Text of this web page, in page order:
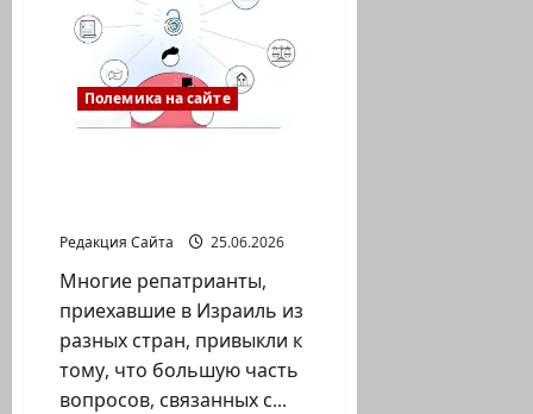
форум
за
пять
лет
стал
одной
из
ведущих
Полемика на сайте
Редакция Сайта 25.06.2026
Многие репатрианты,
приехавшие в Израиль из
разных стран, привыкли к
тому, что большую часть
вопросов, связанных с...